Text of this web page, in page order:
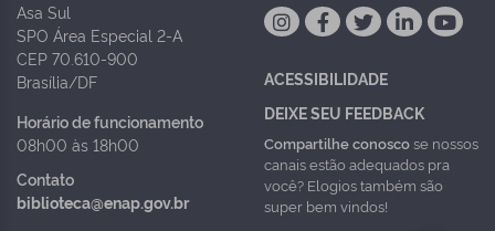
Asa Sul
SPO Área Especial 2-A
CEP 70.610-900
Brasília/DF
Horário de funcionamento
08h00 às 18h00
Contato
biblioteca@enap.gov.br
ACESSIBILIDADE
DEIXE SEU FEEDBACK
Compartilhe conoscose nossos
canais estão adequados pra
você? Elogios também são
super bem vindos!